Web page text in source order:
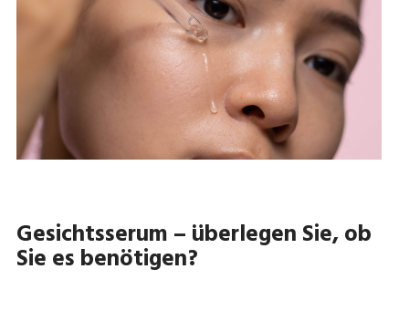
Gesichtsserum – überlegen Sie, ob
Sie es benötigen?